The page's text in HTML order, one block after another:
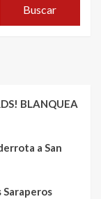
Buscar
BLANQUEA
a San